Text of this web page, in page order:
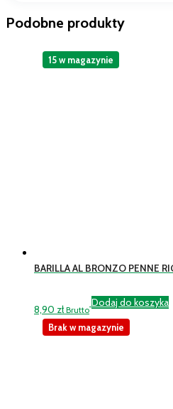
Podobne produkty
BARILLA AL BRONZO PENNE
8,90 zł Brutto
Dodaj do koszyka
15 w magazynie
Brak w magazynie